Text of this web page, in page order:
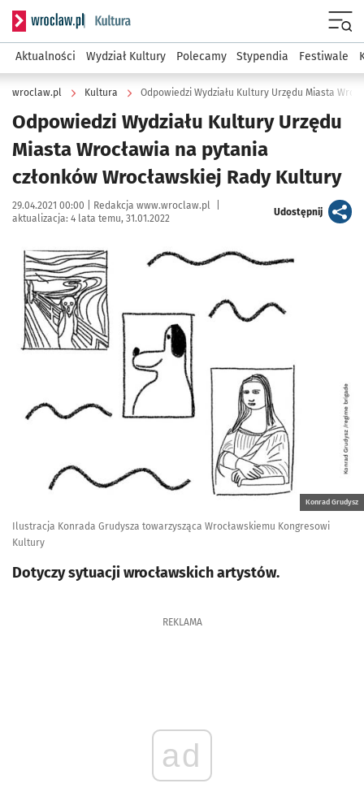
Serwis informacyjny wroclaw.pl podserwis: Kultura
Aktualności Wydział Kultury Polecamy Stypendia Festiwale
wroclaw.pl Kultura
Odpowiedzi Wydziału Kultury Urzędu
Miasta Wrocławia na pytania
członków Wrocławskiej Rady Kultury
Data publikacji:
29.04.2021 00:00 | Autor:
Redakcja www.wroclaw.pl
aktualizacja: 4 lata temu, 31.01.2022
Udostępnijartykuł
Kliknij, aby powiększyć
Konrad Grudysz
Ilustracja Konrada Grudysza towarzysząca Wrocławskiemu Kongresowi
Kultury
Dotyczy sytuacji wrocławskich artystów.
REKLAMA
ad